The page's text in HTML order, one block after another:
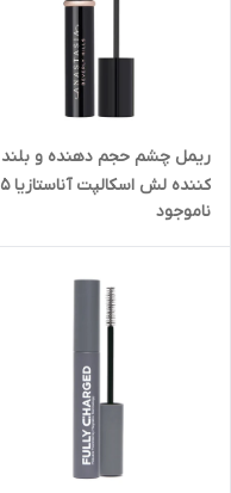
ریمل چشم حجم دهنده و بلند
کننده لش اسکالپت آناستازیا ۵
میل (اصل) مدل
ناموجود